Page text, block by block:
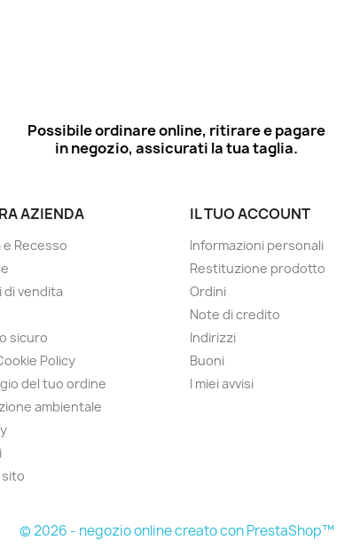
Possibile ordinare online, ritirare e pagare
in negozio, assicurati la tua taglia.
AZIENDA
Recesso
di vendita
sicuro
Policy
del tuo ordine
ambientale
sito
IL TUO ACCOUNT
Informazioni personali
Restituzione prodotto
Ordini
Note di credito
Indirizzi
Buoni
I miei avvisi
© 2026 - negozio online creato con PrestaShop™